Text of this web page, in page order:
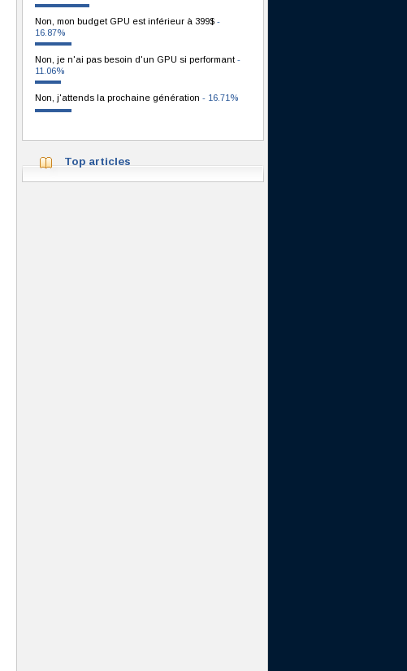
Non, mon budget GPU est inférieur à 399$ -
16.87%
Non, je n'ai pas besoin d'un GPU si performant -
11.06%
Non, j'attends la prochaine génération - 16.71%
Top articles